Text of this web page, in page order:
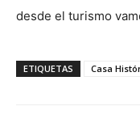
desde el turismo
ETIQUETAS Casa